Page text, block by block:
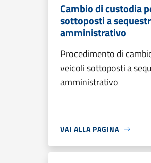
Cambio di custodia
sottoposti a
amministrativo
Procedimento di
veicoli sottoposti a
amministrativo
VAI ALLA PAGINA